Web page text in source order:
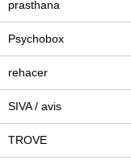
prasthana
Psychobox
rehacer
SIVA / avis
TROVE